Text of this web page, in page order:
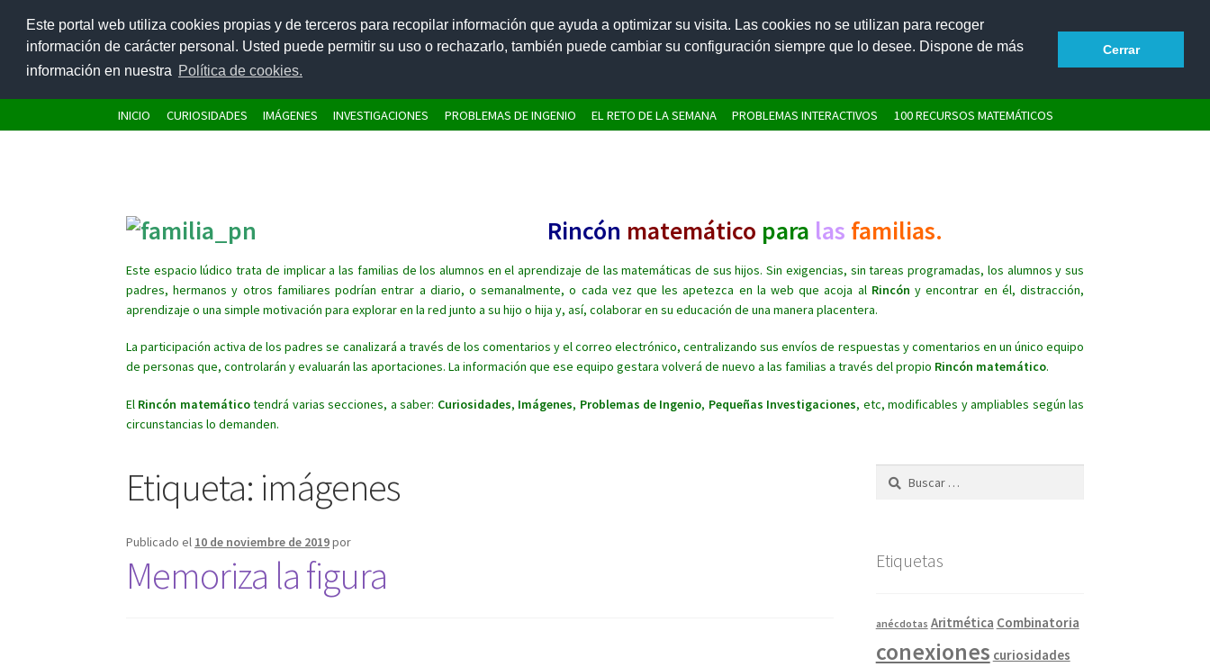
Este portal web utiliza cookies propias y de terceros para recopilar información que ayuda a optimizar su visita. Las cookies no se utilizan para recoger
información de carácter personal. Usted puede permitir su uso o rechazarlo, también puede cambiar su configuración siempre que lo desee. Dispone de más
información en nuestra Política de cookies.
Cerrar
Ir
a
navegación
Ir
al
Contactar
INICIO CURIOSIDADES IMÁGENES INVESTIGACIONES PROBLEMAS DE INGENIO EL RETO DE LA SEMANA PROBLEMAS INTERACTIVOS 100 RECURSOS MATEMÁTICOS
Rincón matemático para las familias.
Este espacio lúdico trata de implicar a las familias de los alumnos en el aprendizaje de las matemáticas de sus hijos. Sin exigencias, sin tareas programadas, los alumnos y sus
padres, hermanos y otros familiares podrían entrar a diario, o semanalmente, o cada vez que les apetezca en la web que acoja al Rincón y encontrar en él, distracción,
aprendizaje o una simple motivación para explorar en la red junto a su hijo o hija y, así, colaborar en su educación de una manera placentera.
La participación activa de los padres se canalizará a través de los comentarios y el correo electrónico, centralizando sus envíos de respuestas y comentarios en un único equipo
de personas que, controlarán y evaluarán las aportaciones. La información que ese equipo gestara volverá de nuevo a las familias a través del propio Rincón matemático.
El Rincón matemáticotendrá varias secciones, a saber: Curiosidades, Imágenes, Problemas de Ingenio, Pequeñas Investigaciones, etc, modificables y ampliables según las
circunstancias lo demanden.
Etiqueta: imágenes
Publicado el 10 de noviembre de 2019por
Memoriza la figura
Buscar:
Etiquetas
anécdotas Aritmética Combinatoria
conexiones curiosidades